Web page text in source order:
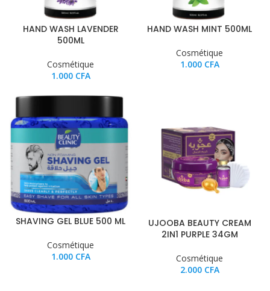
HAND WASH LAVENDER
500ML
Cosmétique
1.000 CFA
HAND WASH MINT 500ML
Cosmétique
1.000 CFA
SHAVING GEL BLUE 500 ML
Cosmétique
1.000 CFA
UJOOBA BEAUTY CREAM
2IN1 PURPLE 34GM
Cosmétique
2.000 CFA